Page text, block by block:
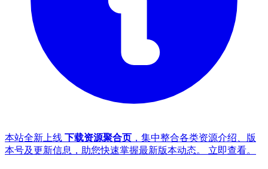
本站全新上线 下载资源聚合页 ，集中整合各类资源介绍、版
本号及更新信息，助您快速掌握最新版本动态。 立即查看。